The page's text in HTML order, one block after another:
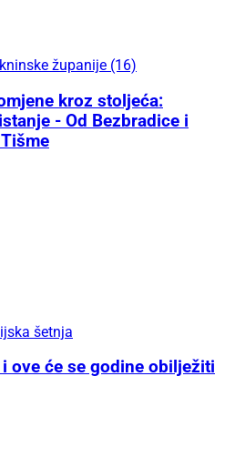
županije (16)
kroz stoljeća:
- Od Bezbradice i
šetnja
ove će se godine obilježiti